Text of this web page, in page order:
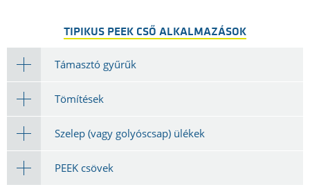
TIPIKUS PEEK CSŐ ALKALMAZÁSOK
Támasztó gyűrűk
Tömítések
Szelep (vagy golyóscsap) ülékek
PEEK csövek